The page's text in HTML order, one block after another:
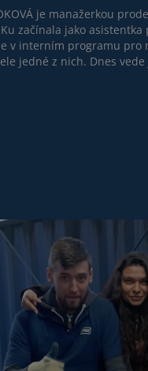
je manažerkou
začínala jako
v interním programu pro
jedné z nich. Dnes